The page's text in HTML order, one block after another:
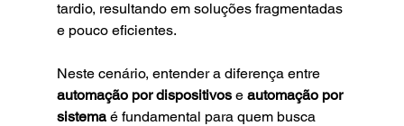
tardio, resultando em soluções fragmentadas
e pouco eficientes.
Neste cenário, entender a diferença entre
automação por dispositivos e automação por
sistema é fundamental para quem busca